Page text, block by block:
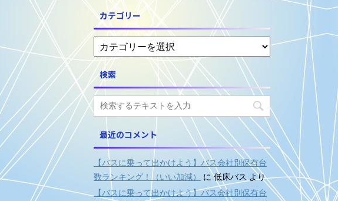
カテゴリー
検索
最近のコメント
【バスに乗って出かけよう】バス会社別保有台
数ランキング！（いい加減）
に低床バス より
【バスに乗って出かけよう】バス会社別保有台